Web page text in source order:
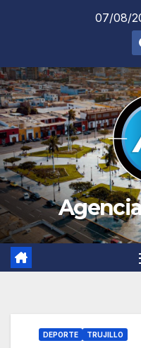
07/08/
DEPORTE TRUJILLO